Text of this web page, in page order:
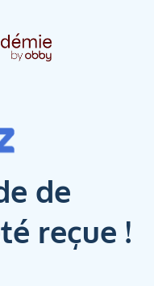
de
reçue !